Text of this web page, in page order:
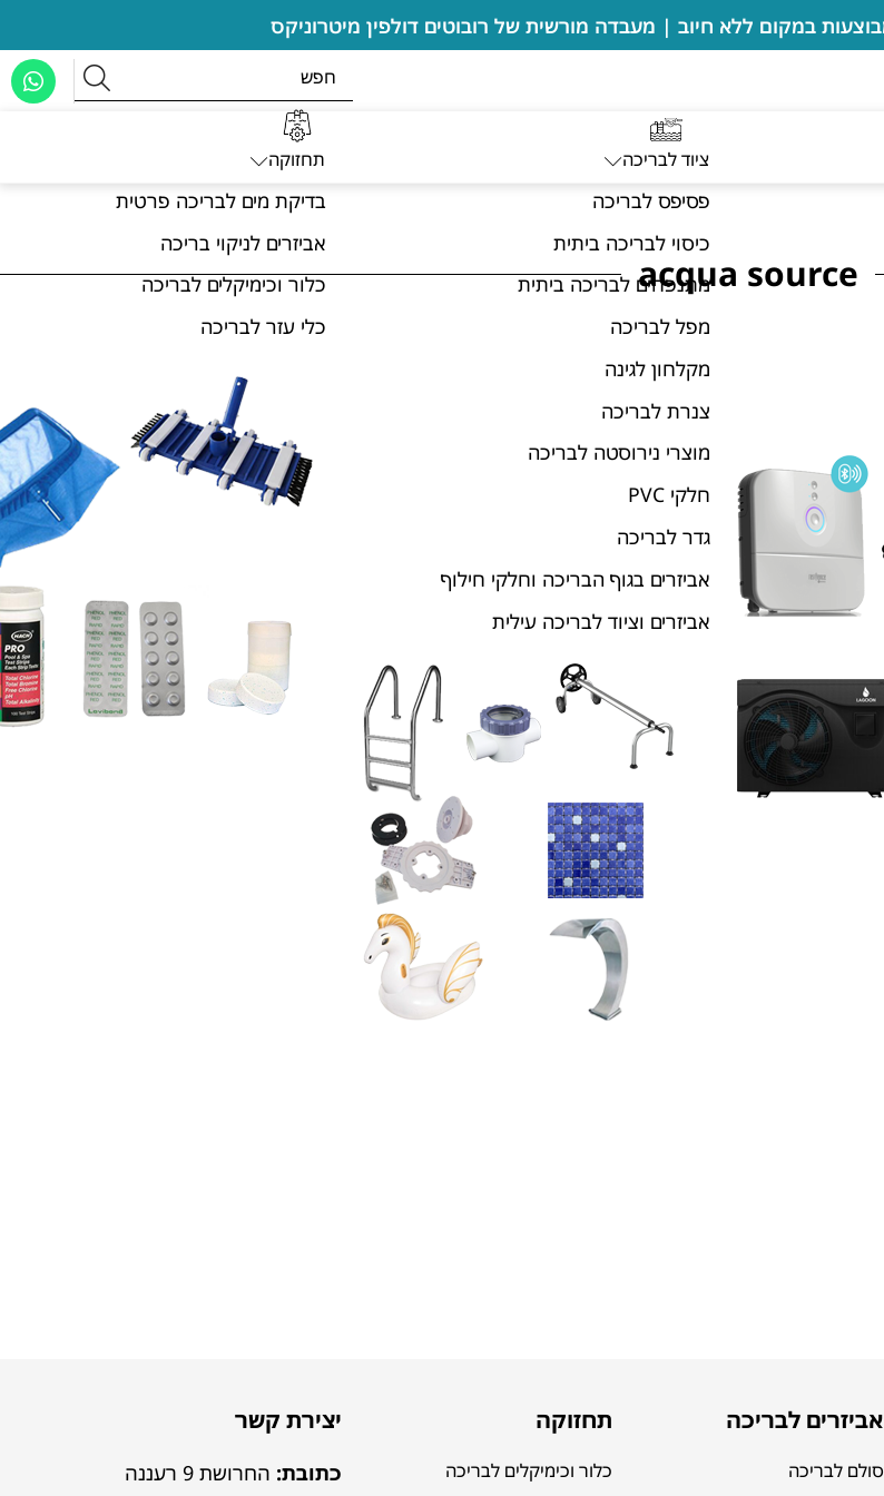
ציוד לבריכה
פסיפס לבריכה
כיסוי לבריכה ביתית
מתנפחים לבריכה ביתית
מפל לבריכה
מקלחון לגינה
צנרת לבריכה
מוצרי נירוסטה לבריכה
חלקי PVC
גדר לבריכה
אביזרים בגוף הבריכה וחלקי חילוף
אביזרים וציוד לבריכה עילית
תחזוקה
בדיקת מים לבריכה פרטית
אביזרים לניקוי בריכה
כלור וכימיקלים לבריכה
כלי עזר לבריכה
acqua source
אביזרים לבריכה
סולם לבריכה
תחזוקה
כלור וכימיקלים לבריכה
יצירת קשר
כתובת: החרושת 9 רעננה